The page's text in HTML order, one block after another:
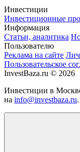
Инвестиции
Инвестиционные
Информация
Статьи, аналитика
Пользователю
Реклама на сайте
Пользовательское
InvestBaza.ru © 2026
Инвестиции в
на info@investbaza.ru.